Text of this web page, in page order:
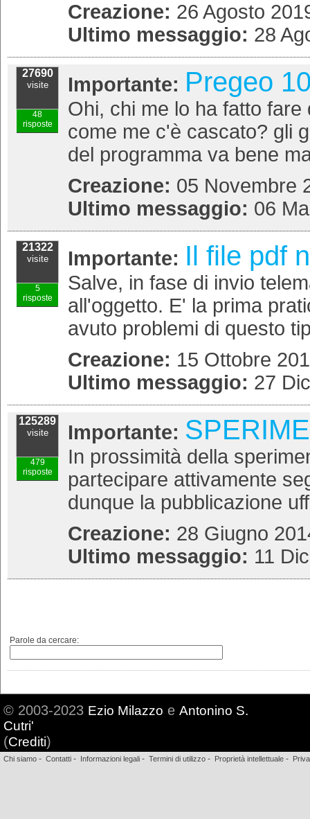
Creazione: 26 Agosto
Ultimo messaggio: 28
27690
visite
48
risposte
Importante: Pregeo
Ohi, chi me lo ha fatto
come me c'è cascato? gli
del programma va bene
Creazione: 05 Novembre
Ultimo messaggio: 06
21322
visite
5
risposte
Importante: Il file pdf
Salve, in fase di invio
all'oggetto. E' la prima
avuto problemi di questo
Creazione: 15 Ottobre
Ultimo messaggio: 27
125289
visite
479
risposte
Importante:
In prossimità della
partecipare attivamente
dunque la pubblicazione
Creazione: 28 Giugno
Ultimo messaggio: 11
Parole da cercare:
© 2003-2023 Ezio Milazzo e Antonino S.
Cutri'
(Crediti)
Chi siamo - Contatti - Informazioni legali - Termini di utilizzo - Proprietà intellettuale -